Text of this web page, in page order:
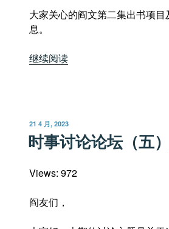
大家关心的阎文第二集出书项
息。
继续阅读“管
告
_5.26.2023”
发
于
21 4 月, 2023
时事讨论论坛（五
Views: 972
阎友们，